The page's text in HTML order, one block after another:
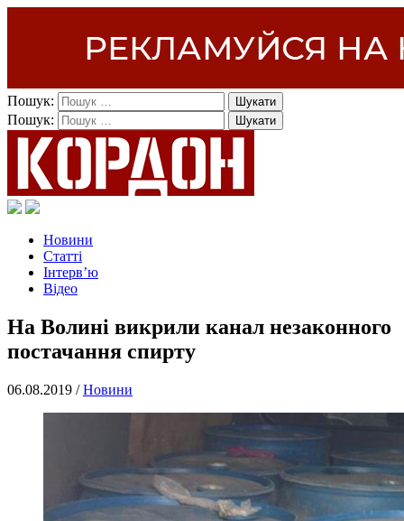
Пошук:
Пошук:
Новини
Статті
Інтерв’ю
Відео
На Волині викрили канал незаконного
постачання спирту
06.08.2019 /Новини